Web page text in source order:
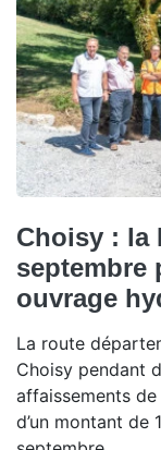
Choisy : la
septembre
ouvrage
La route
Choisy pendant
affaissements
d’un montant de